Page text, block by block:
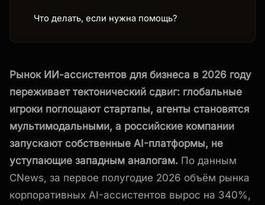
Что делать, если нужна помощь?
Рынок ИИ-ассистентов для бизнеса в 2026 году
переживает тектонический сдвиг: глобальные
игроки поглощают стартапы, агенты становятся
мультимодальными, а российские компании
запускают собственные AI-платформы, не
уступающие западным аналогам. По данным
CNews, за первое полугодие 2026 объём рынка
корпоративных AI-ассистентов вырос на 340%,